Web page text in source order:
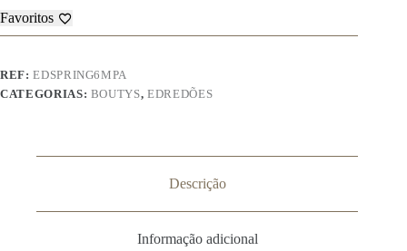
6
Favoritos
REF:EDSPRING6MPA
CATEGORIAS: BOUTYS,EDREDÕES
Descrição
Informação adicional